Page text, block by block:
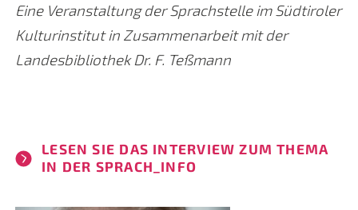
Eine Veranstaltung der Sprachstelle im Südtiroler
Kulturinstitut in Zusammenarbeit mit der
Landesbibliothek Dr. F. Teßmann
LESEN SIE DAS INTERVIEW ZUM THEMA
IN DER SPRACH_INFO